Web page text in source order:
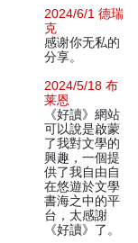
2024/6/1 德瑞
克
感谢你无私的
分享。
2024/5/18 布
莱恩
《好讀》網站
可以說是啟蒙
了我對文學的
興趣，一個提
供了我自由自
在悠遊於文學
書海之中的平
台，太感謝
《好讀》了。